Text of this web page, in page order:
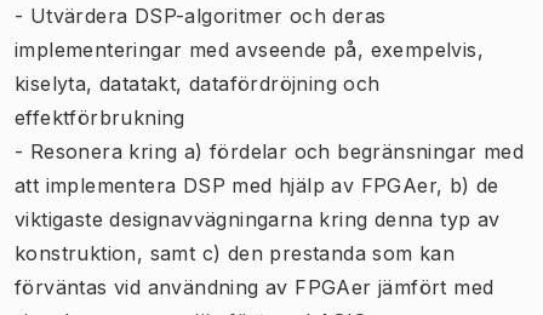
- Utvärdera DSP-algoritmer och deras
implementeringar med avseende på, exempelvis,
kiselyta, datatakt, datafördröjning och
effektförbrukning
- Resonera kring a) fördelar och begränsningar med
att implementera DSP med hjälp av FPGAer, b) de
viktigaste designavvägningarna kring denna typ av
konstruktion, samt c) den prestanda som kan
förväntas vid användning av FPGAer jämfört med